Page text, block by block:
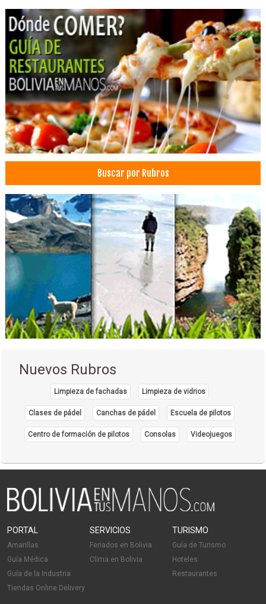
Institutos de Profesionalización
Institutos de Capacitación
Buscar por Rubros
Nuevos Rubros
Limpieza de fachadas Limpieza de vidrios
Clases de pádel Canchas de pádel Escuela de pilotos
Centro de formación de pilotos Consolas Videojuegos
PORTAL
Amarillas
Guía Médica
Guía de la Industria
Tiendas Online Delivery
SERVICIOS
Feriados en Bolivia
Clima en Bolivia
TURISMO
Guía de Turismo
Hoteles
Restaurantes